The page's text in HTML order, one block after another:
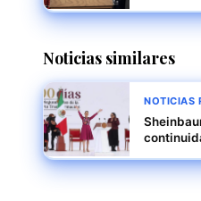
Rico en
por
Noticias similares
NOTICIAS
ante